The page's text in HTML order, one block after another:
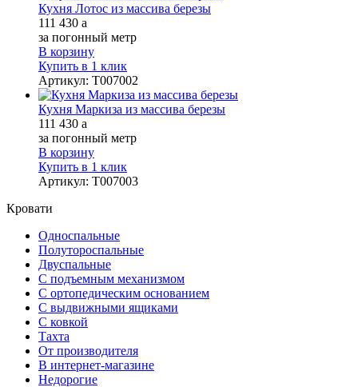
Кухня Лотос из массива березы
111 430 a
за погонный метр
В корзину
Купить в 1 клик
Артикул: Т007002
Кухня Маркиза из массива березы
111 430 a
за погонный метр
В корзину
Купить в 1 клик
Артикул: Т007003
Кровати
Односпальные
Полутороспальные
Двуспальные
С подъемным механизмом
С ортопедическим основанием
С выдвижными ящиками
С ковкой
Тахта
От производителя
В интернет-магазине
Недорогие